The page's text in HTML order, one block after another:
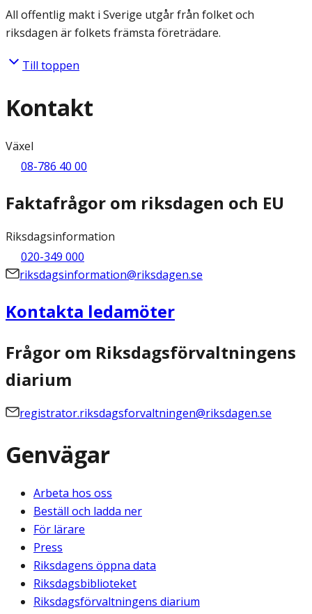
All offentlig makt i Sverige utgår från folket och
riksdagen är folkets främsta företrädare.
Till toppen
Kontakt
Växel
08-786 40 00
Faktafrågor om riksdagen och EU
Riksdagsinformation
020-349 000
riksdagsinformation@riksdagen.se
Kontakta ledamöter
Frågor om Riksdagsförvaltningens
diarium
registrator.riksdagsforvaltningen@riksdagen.se
Genvägar
Arbeta hos oss
Beställ och ladda ner
För lärare
Press
Riksdagens öppna data
Riksdagsbiblioteket
Riksdagsförvaltningens diarium